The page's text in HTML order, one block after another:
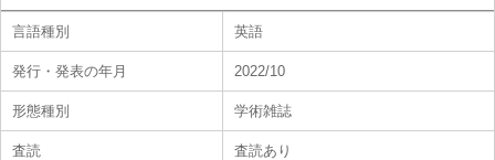
言語種別 英語
発行・発表の年月 2022/10
形態種別 学術雑誌
査読 査読あり